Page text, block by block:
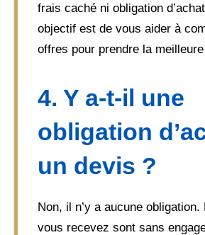
frais caché ni obligation
objectif est de vous aider à
offres pour prendre la
4. Y a-t-il une
obligation
un devis ?
Non, il n’y a aucune
vous recevez sont sans